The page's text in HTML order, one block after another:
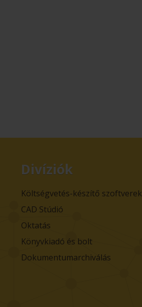
Divíziók
Költségvetés-készítő szoftverek
CAD Stúdió
Oktatás
Könyvkiadó és bolt
Dokumentumarchiválás